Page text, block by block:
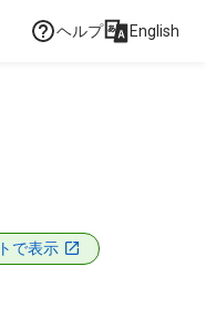
ヘルプ English
で表示